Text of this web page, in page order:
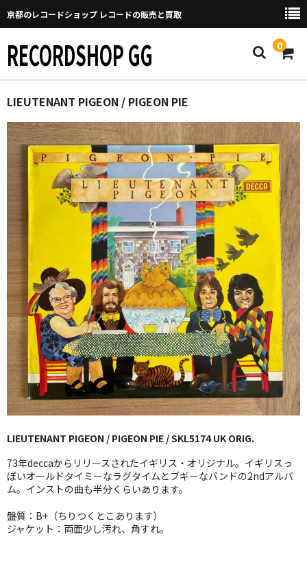
京都のレコードショップ レコードの販売と買取
RECORDSHOP GG 0
Home
マイページ
GGについて
買取について
取り置きなどについて
New Arrivals
新譜
GG RECORD （当店のレーベル）
全商品
JAZZ-US
BLUE NOTE
JAZZ-EU
JAZZ-JP
J-POP
LIEUTENANT PIGEON / PIGEON PIE
LIEUTENANT PIGEON / PIGEON PIE / SKL5174 UK ORIG.
73年deccaからリリースされたイギリス・オリジナル。イギリスっ
ぽいオールドタイミーなラグタイムとブギーなバンドの2ndアルバ
ム。インストの曲も半分くらいあります。
盤質：B+（ちりつくとこあります）
ジャケット：両面少し汚れ、角すれ。